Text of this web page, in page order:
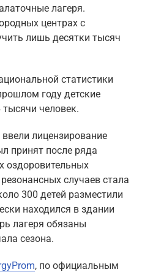
лагеря.
центрах с
лишь десятки тысяч
статистики
году детские
тысячи человек.
ввели лицензирование
принят после ряда
оздоровительных
случаев стала
300 детей разместили
находился в здании
лагеря обязаны
сезона.
, по официальным